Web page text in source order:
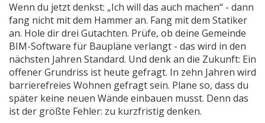
Wenn du jetzt denkst: „Ich will das auch machen“ - dann
fang nicht mit dem Hammer an. Fang mit dem Statiker
an. Hole dir drei Gutachten. Prüfe, ob deine Gemeinde
BIM-Software für Baupläne verlangt - das wird in den
nächsten Jahren Standard. Und denk an die Zukunft: Ein
offener Grundriss ist heute gefragt. In zehn Jahren wird
barrierefreies Wohnen gefragt sein. Plane so, dass du
später keine neuen Wände einbauen musst. Denn das
ist der größte Fehler: zu kurzfristig denken.